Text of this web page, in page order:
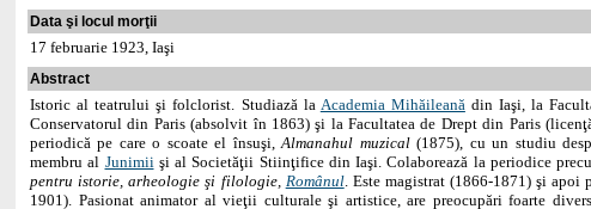
Data şi locul morţii
17 februarie 1923, Iaşi
Abstract
Istoric al teatrului şi folclorist. Studiază la Academia Mihăileanădin Iaşi, la
Conservatorul din Paris (absolvit în 1863) şi la Facultatea de Drept din Paris
periodică pe care o scoate el însuşi,Almanahul muzical(1875), cu un studiu
membru al Junimiişi al Societăţii Stiinţifice din Iaşi. Colaborează la periodice
pentru istorie, arheologie şi filologie, Românul. Este magistrat (1866-1871) şi apoi
1901). Pasionat animator al vieţii culturale şi artistice, are preocupări foarte